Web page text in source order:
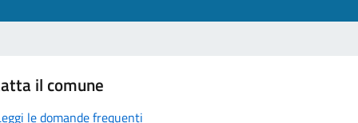
il comune
le domande frequenti